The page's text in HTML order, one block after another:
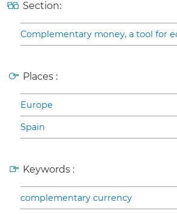
Section:
Complementary money, a tool for
Places :
Europe
Spain
Keywords :
complementary currency